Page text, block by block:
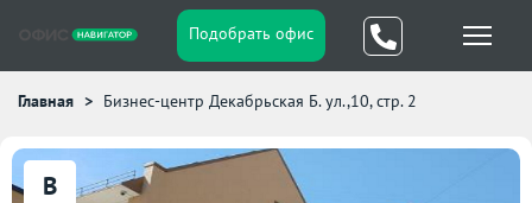
Подобрать офис
Главная Бизнес-центр Декабрьская Б. ул.,10, стр. 2
B